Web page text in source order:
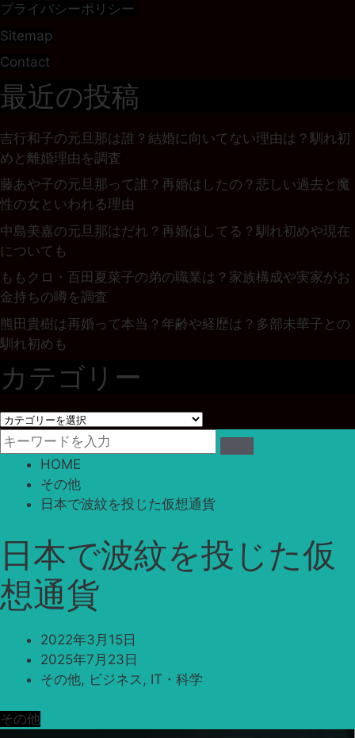
プライバシーポリシー
Sitemap
Contact
最近の投稿
吉行和子の元旦那は誰？結婚に向いてない理由は？馴れ初
めと離婚理由を調査
藤あや子の元旦那って誰？再婚はしたの？悲しい過去と魔
性の女といわれる理由
中島美嘉の元旦那はだれ？再婚はしてる？馴れ初めや現在
についても
ももクロ・百田夏菜子の弟の職業は？家族構成や実家がお
金持ちの噂を調査
熊田貴樹は再婚って本当？年齢や経歴は？多部未華子との
馴れ初めも
カテゴリー
カ
テ
ゴ
HOME
その他
日本で波紋を投じた仮想通貨
日本で波紋を投じた仮
想通貨
2022年3月15日
2025年7月23日
その他, ビジネス , IT・科学
その他